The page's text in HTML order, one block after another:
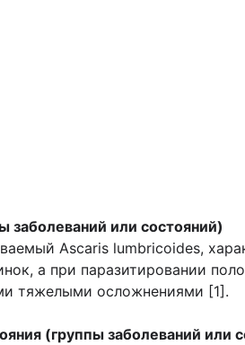
заболеваний или состояний)
Ascaris lumbricoides,
а при паразитировании
тяжелыми осложнениями [1].
(группы заболеваний или